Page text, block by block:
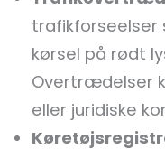
trafikforseelser
kørsel på rødt
Overtrædelser
eller juridiske